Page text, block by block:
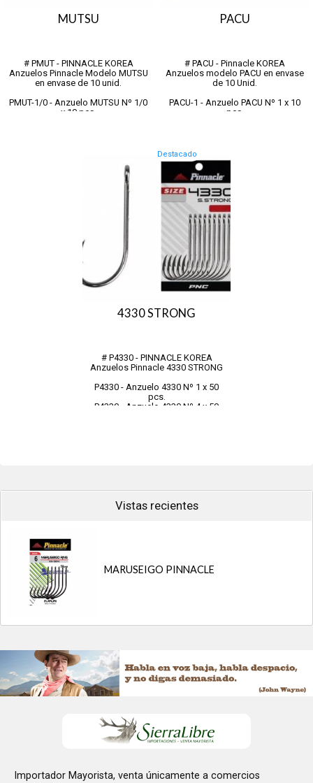
MUTSU
# PMUT - PINNACLE KOREA
Anzuelos Pinnacle Modelo MUTSU
en envase de 10 unid.
PMUT-1/0 - Anzuelo MUTSU Nº 1/0
x 10 pcs.
PMUT-5/0 - Anzuelo MUTSU Nº 5/0
PACU
# PACU - Pinnacle KOREA
Anzuelos modelo PACU en envase
de 10 Unid.
PACU-1 - Anzuelo PACU Nº 1 x 10
pcs.
PACU-3/0 - Anzuelo PACU Nº 3/0 x
Destacado
4330 STRONG
# P4330 - PINNACLE KOREA
Anzuelos Pinnacle 4330 STRONG
P4330 - Anzuelo 4330 Nº 1 x 50
pcs.
P4330 - Anzuelo 4330 Nº 4 x 50
pcs....
Vistas recientes
MARUSEIGO PINNACLE
Importador Mayorista, venta únicamente a comercios